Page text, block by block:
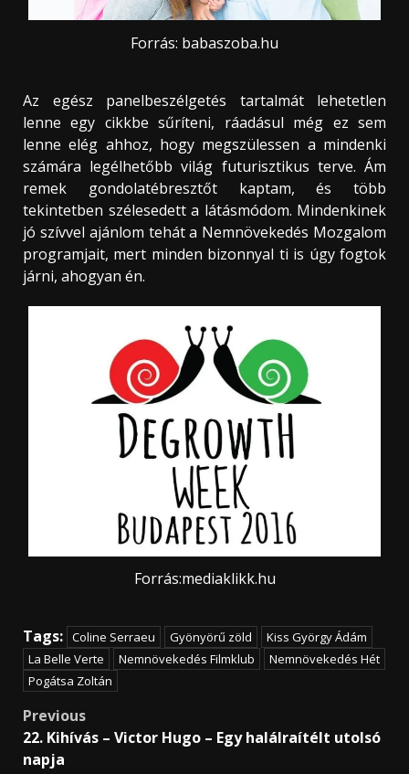
Forrás: babaszoba.hu
Az egész panelbeszélgetés tartalmát lehetetlen
lenne egy cikkbe sűríteni, ráadásul még ez sem
lenne elég ahhoz, hogy megszülessen a mindenki
számára legélhetőbb világ futurisztikus terve. Ám
remek gondolatébresztőt kaptam, és több
tekintetben szélesedett a látásmódom. Mindenkinek
jó szívvel ajánlom tehát a Nemnövekedés Mozgalom
programjait, mert minden bizonnyal ti is úgy fogtok
járni, ahogyan én.
Forrás:mediaklikk.hu
Tags: Coline Serraeu Gyönyörű zöld
Kiss György Ádám
La Belle Verte
Nemnövekedés Filmklub
Nemnövekedés Hét
Pogátsa Zoltán
Post
navigation
Previous
22. Kihívás – Victor Hugo – Egy halálraítélt utolsó
napja